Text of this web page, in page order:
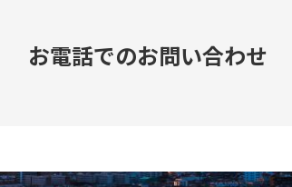
お電話でのお問い合わせ